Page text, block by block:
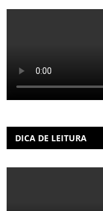
DICA DE LEITURA